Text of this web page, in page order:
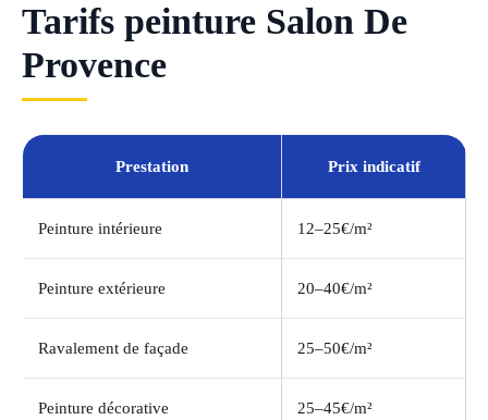
Tarifs peinture Salon De
Provence
Prestation Prix indicatif
Peinture intérieure 12–25€/m²
Peinture extérieure 20–40€/m²
Ravalement de façade 25–50€/m²
Peinture décorative 25–45€/m²